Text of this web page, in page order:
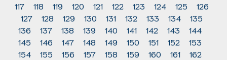
117
118 119 120 121 122 123 124 125
126
127
128 129 130 131 132 133 134
135
136
137 138 139 140 141 142 143
144
145
146 147 148 149 150 151 152
153
154
155 156 157 158 159 160 161
162